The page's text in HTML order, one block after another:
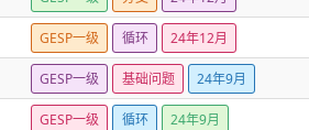
GESP一级 循环 24年12月
GESP一级 基础问题 24年9月
GESP一级 循环 24年9月